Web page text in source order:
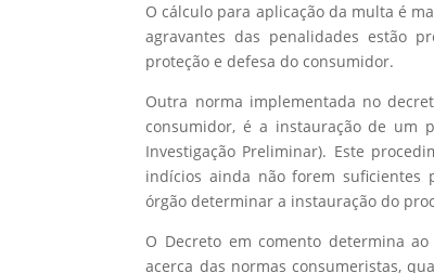
O cálculo para aplicação da multa é
agravantes das penalidades estão
proteção e defesa do consumidor.
Outra norma implementada no
consumidor, é a instauração de um
Investigação Preliminar). Este
indícios ainda não forem suficientes
órgão determinar a instauração do
O Decreto em comento determina
acerca das normas consumeristas,